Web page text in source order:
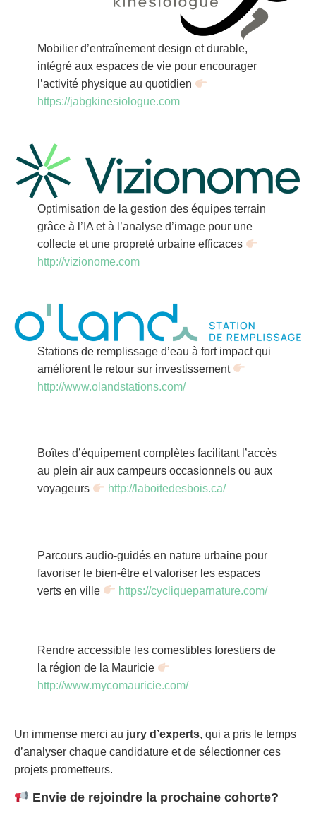
Mobilier d’entraînement design et durable,
intégré aux espaces de vie pour encourager
l’activité physique au quotidien
https://jabgkinesiologue.com
Optimisation de la gestion des équipes terrain
grâce à l’IA et à l’analyse d’image pour une
collecte et une propreté urbaine efficaces
http://vizionome.com
Stations de remplissage d’eau à fort impact qui
améliorent le retour sur investissement
http://www.olandstations.com/
Boîtes d’équipement complètes facilitant l’accès
au plein air aux campeurs occasionnels ou aux
voyageurs
http://laboitedesbois.ca/
Parcours audio-guidés en nature urbaine pour
favoriser le bien-être et valoriser les espaces
verts en ville
https://cycliqueparnature.com/
Rendre accessible les comestibles forestiers de
la région de la Mauricie
http://www.mycomauricie.com/
Un immense merci au jury d’experts, qui a pris le temps
d’analyser chaque candidature et de sélectionner ces
projets prometteurs.
Envie de rejoindre la prochaine cohorte?